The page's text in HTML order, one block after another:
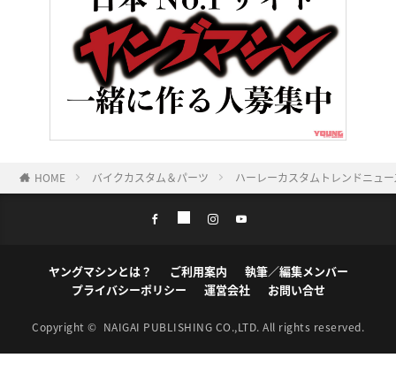
HOME バイクカスタム＆パーツ ハーレーカスタムトレンドニュ
ヤングマシンとは？ ご利用案内
執筆／編集メンバー
プライバシーポリシー
運営会社 お問い合せ
Copyright © NAIGAI PUBLISHING CO.,LTD. All rights reserved.